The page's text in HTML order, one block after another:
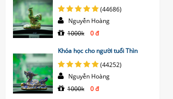
(44686)
Nguyễn Hoàng
1000k
0 đ
Khóa học cho người tuổi Thìn
(44252)
Nguyễn Hoàng
1000k
0 đ